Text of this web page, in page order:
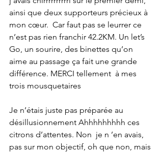
ainsi que deux supporteurs précieux à
mon cœur.  Car faut pas se leurrer ce
n’est pas rien franchir 42.2KM. Un let’s
Go, un sourire, des binettes qu’on
aime au passage ça fait une grande
différence. MERCI tellement  à mes
trois mousquetaires
Je n’étais juste pas préparée au
désillusionnement Ahhhhhhhhh ces
citrons d’attentes. Non  je n ’en avais,
pas sur mon objectif, oh que non, mais